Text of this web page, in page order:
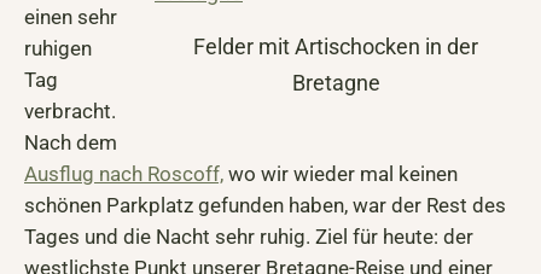
Felder mit Artischocken in der
Bretagne
einen sehr
ruhigen
Tag
verbracht.
Nach dem
Ausflug nach Roscoff, wo wir wieder mal keinen
schönen Parkplatz gefunden haben, war der Rest des
Tages und die Nacht sehr ruhig. Ziel für heute: der
westlichste Punkt unserer Bretagne-Reise und einer